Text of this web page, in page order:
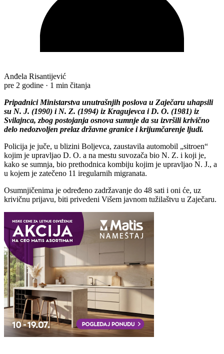
Anđela Risantijević
pre 2 godine · 1 min čitanja
Pripadnici Ministarstva unutrašnjih poslova u Zaječaru uhapsili
su N. J. (1990) i N. Z. (1994) iz Kragujevca i D. O. (1981) iz
Svilajnca, zbog postojanja osnova sumnje da su izvršili krivično
delo nedozvoljen prelaz državne granice i krijumčarenje ljudi.
Policija je juče, u blizini Boljevca, zaustavila automobil „sitroen“
kojim je upravljao D. O. a na mestu suvozača bio N. Z. i koji je,
kako se sumnja, bio prethodnica kombiju kojim je upravljao N. J., a
u kojem je zatečeno 11 iregularnih migranata.
Osumnjičenima je određeno zadržavanje do 48 sati i oni će, uz
krivičnu prijavu, biti privedeni Višem javnom tužilaštvu u Zaječaru.